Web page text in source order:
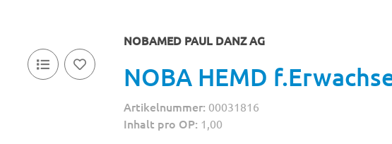
NOBAMED PAUL DANZ AG
NOBA HEMD
Artikelnummer: 00031816
Inhalt pro OP: 1,00